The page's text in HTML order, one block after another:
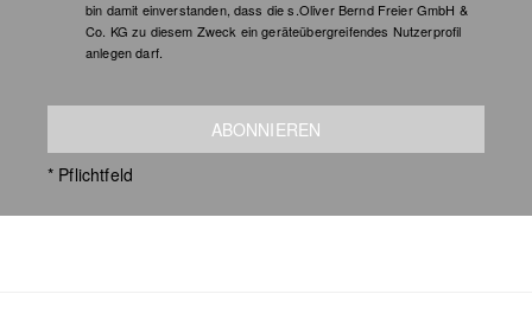
bin damit einverstanden, dass die s.Oliver Bernd Freier GmbH &
Co. KG zu diesem Zweck ein geräteübergreifendes Nutzerprofil
anlegen darf.
ABONNIEREN
* Pflichtfeld